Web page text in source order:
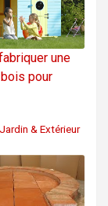
une
pour
& Extérieur